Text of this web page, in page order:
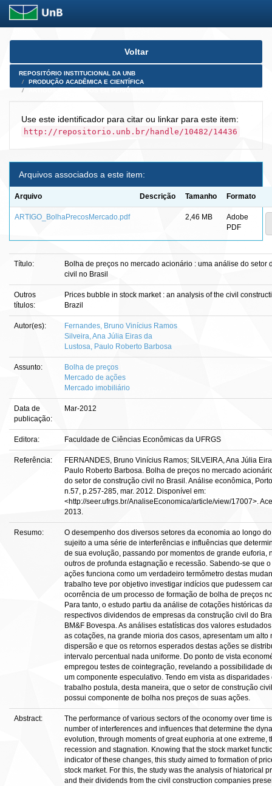
Skip
Voltar
REPOSITÓRIO INSTITUCIONAL DA UNB
PRODUÇÃO ACADÊMICA E CIENTÍFICA
Use este identificador para citar ou linkar para este item:
http://repositorio.unb.br/handle/10482/14436
Arquivos associados a este item:
Arquivo Descrição Tamanho Formato
ARTIGO_BolhaPrecosMercado.pdf 2,46 MB
Adobe
PDF
Título:
Bolha de preços no mercado acionário : uma análise do setor
civil no Brasil
Outros
títulos:
Prices bubble in stock market : an analysis of the civil
Brazil
Autor(es):
Fernandes, Bruno Vinícius Ramos
Silveira, Ana Júlia Eiras da
Lustosa, Paulo Roberto Barbosa
Assunto:
Bolha de preços
Mercado de ações
Mercado imobiliário
Data de
publicação:
Mar-2012
Editora: Faculdade de Ciências Econômicas da UFRGS
Referência:
FERNANDES, Bruno Vinícius Ramos; SILVEIRA, Ana Júlia
Paulo Roberto Barbosa. Bolha de preços no mercado
do setor de construção civil no Brasil. Análise econômica,
n.57, p.257-285, mar. 2012. Disponível em:
<http://seer.ufrgs.br/AnaliseEconomica/article/view/17007>.
2013.
Resumo:
O desempenho dos diversos setores da economia ao longo
sujeito a uma série de interferências e influências que
de sua evolução, passando por momentos de grande euforia,
outros de profunda estagnação e recessão. Sabendo-se que
ações funciona como um verdadeiro termômetro destas
trabalho teve por objetivo investigar indícios que pudessem
ocorrência de um processo de formação de bolha de preços
Para tanto, o estudo partiu da análise de cotações históricas
respectivos dividendos de empresas da construção civil do
BM&F Bovespa. As análises estatísticas dos valores
as cotações, na grande mioria dos casos, apresentam um alto
dispersão e que os retornos esperados destas ações se
intervalo percentual nada uniforme. Do ponto de vista
empregou testes de cointegração, revelando a possibilidade
um componente especulativo. Tendo em vista as disparidades
trabalho postula, desta maneira, que o setor de construção
possui componente de bolha nos preços de suas ações.
Abstract:
The performance of various sectors of the oconomy over time
number of interferences and influences that determine the
evolution, through moments of great euphoria at one extreme,
recession and stagnation. Knowing that the stock market
indicator of these changes, this study aimed to formation of
stock market. For this, the study was the analysis of hiatorical
and their dividends from the civil construction companies